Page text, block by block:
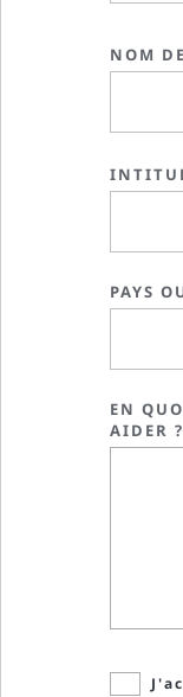
NOM
PAYS
EN
AIDER